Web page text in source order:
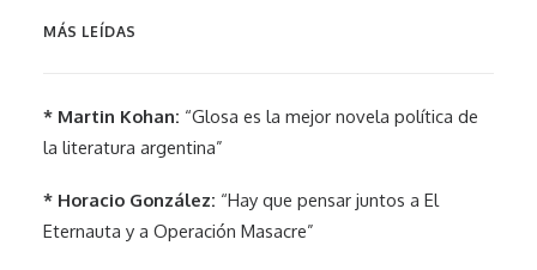
MÁS LEÍDAS
* Martin Kohan: “Glosa es la mejor novela política de
la literatura argentina”
* Horacio González: “Hay que pensar juntos a El
Eternauta y a Operación Masacre”